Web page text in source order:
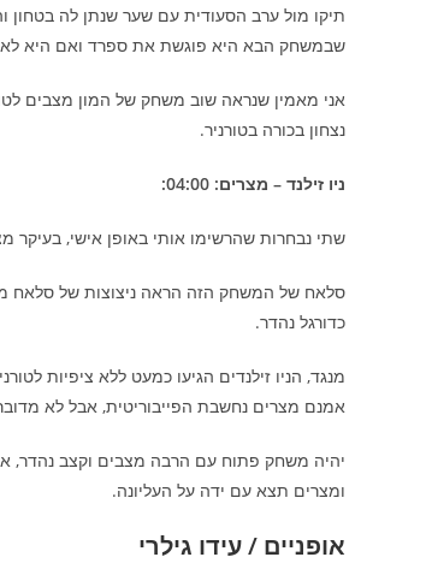
שבמשחק הבא היא פוגשת את ספרד ואם היא לא
אני מאמין שנראה שוב משחק של המון מצבים
נצחון בכורה בטורניר.
ניו זילנד – מצרים: 04:00:
שתי נבחרות שהרשימו אותי באופן אישי, בעיקר
סלאח של המשחק הזה הראה ניצוצות של סלאח
כדורגל נהדר.
מנגד, הניו זילנדים הגיעו כמעט ללא ציפיות
אמנם מצרים נחשבת הפייבוריטית, אבל לא
יהיה משחק פתוח עם הרבה מצבים וקצב נהדר,
ומצרים תצא עם ידה על העליונה.
אופניים / עידו גילרי